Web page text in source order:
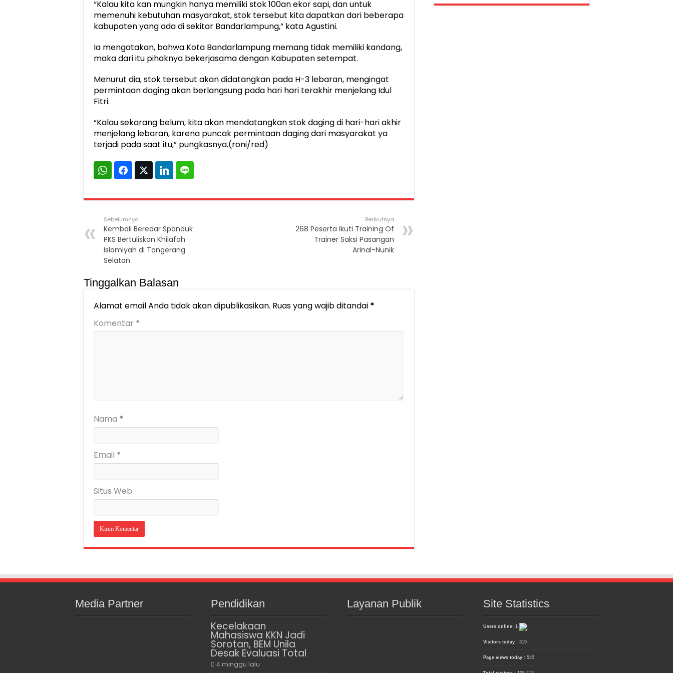
“Kalau kita kan mungkin hanya memiliki stok 100an ekor sapi, dan untuk
memenuhi kebutuhan masyarakat, stok tersebut kita dapatkan dari beberapa
kabupaten yang ada di sekitar Bandarlampung,” kata Agustini.
Ia mengatakan, bahwa Kota Bandarlampung memang tidak memiliki kandang,
maka dari itu pihaknya bekerjasama dengan Kabupaten setempat.
Menurut dia, stok tersebut akan didatangkan pada H-3 lebaran, mengingat
permintaan daging akan berlangsung pada hari hari terakhir menjelang Idul
Fitri.
“Kalau sekarang belum, kita akan mendatangkan stok daging di hari-hari akhir
menjelang lebaran, karena puncak permintaan daging dari masyarakat ya
terjadi pada saat itu,” pungkasnya.(roni/red)
Sebelumnya
Kembali Beredar Spanduk
PKS Bertuliskan Khilafah
Islamiyah di Tangerang
Selatan
Berikutnya
268 Peserta Ikuti Training Of
Trainer Saksi Pasangan
Arinal-Nunik
Tinggalkan Balasan
Alamat email Anda tidak akan dipublikasikan. Ruas yang wajib ditandai *
Komentar *
Nama *
Email *
Situs Web
Media Partner Pendidikan
Kecelakaan
Mahasiswa KKN Jadi
Sorotan, BEM Unila
Desak Evaluasi Total
4 minggu lalu
Layanan Publik Site Statistics
Users online: 1
Visitors today : 319
Page views today : 545